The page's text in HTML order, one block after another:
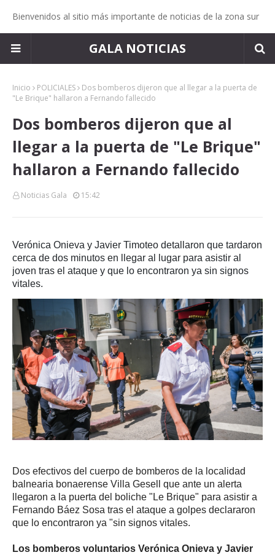
Bienvenidos al sitio más importante de noticias de la zona sur
GALA NOTICIAS
Inicio POLICIALES
Dos bomberos dijeron que al llegar a la puerta de
"Le Brique" hallaron a Fernando fallecido
Dos bomberos dijeron que al
llegar a la puerta de "Le Brique"
hallaron a Fernando fallecido
Noticias Gala 15:42
Verónica Onieva y Javier Timoteo detallaron que tardaron
cerca de dos minutos en llegar al lugar para asistir al
joven tras el ataque y que lo encontraron ya sin signos
vitales.
Dos efectivos del cuerpo de bomberos de la localidad
balnearia bonaerense Villa Gesell que ante un alerta
llegaron a la puerta del boliche "Le Brique" para asistir a
Fernando Báez Sosa tras el ataque a golpes declararon
que lo encontraron ya "sin signos vitales.
Los bomberos voluntarios Verónica Onieva y Javier